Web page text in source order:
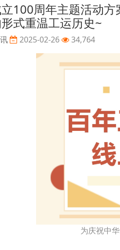
100周年主题活动
式重温工运历史~
2025-02-26 34,764
为庆祝中